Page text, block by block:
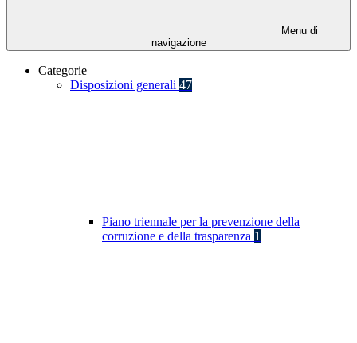
Menu di
navigazione
Categorie
Disposizioni generali 47
Piano triennale per la prevenzione della
corruzione e della trasparenza 1